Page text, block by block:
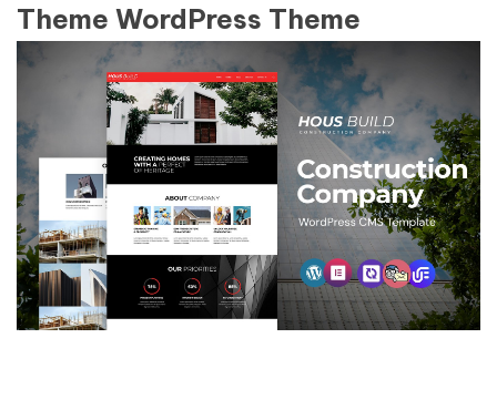
Theme WordPress Theme